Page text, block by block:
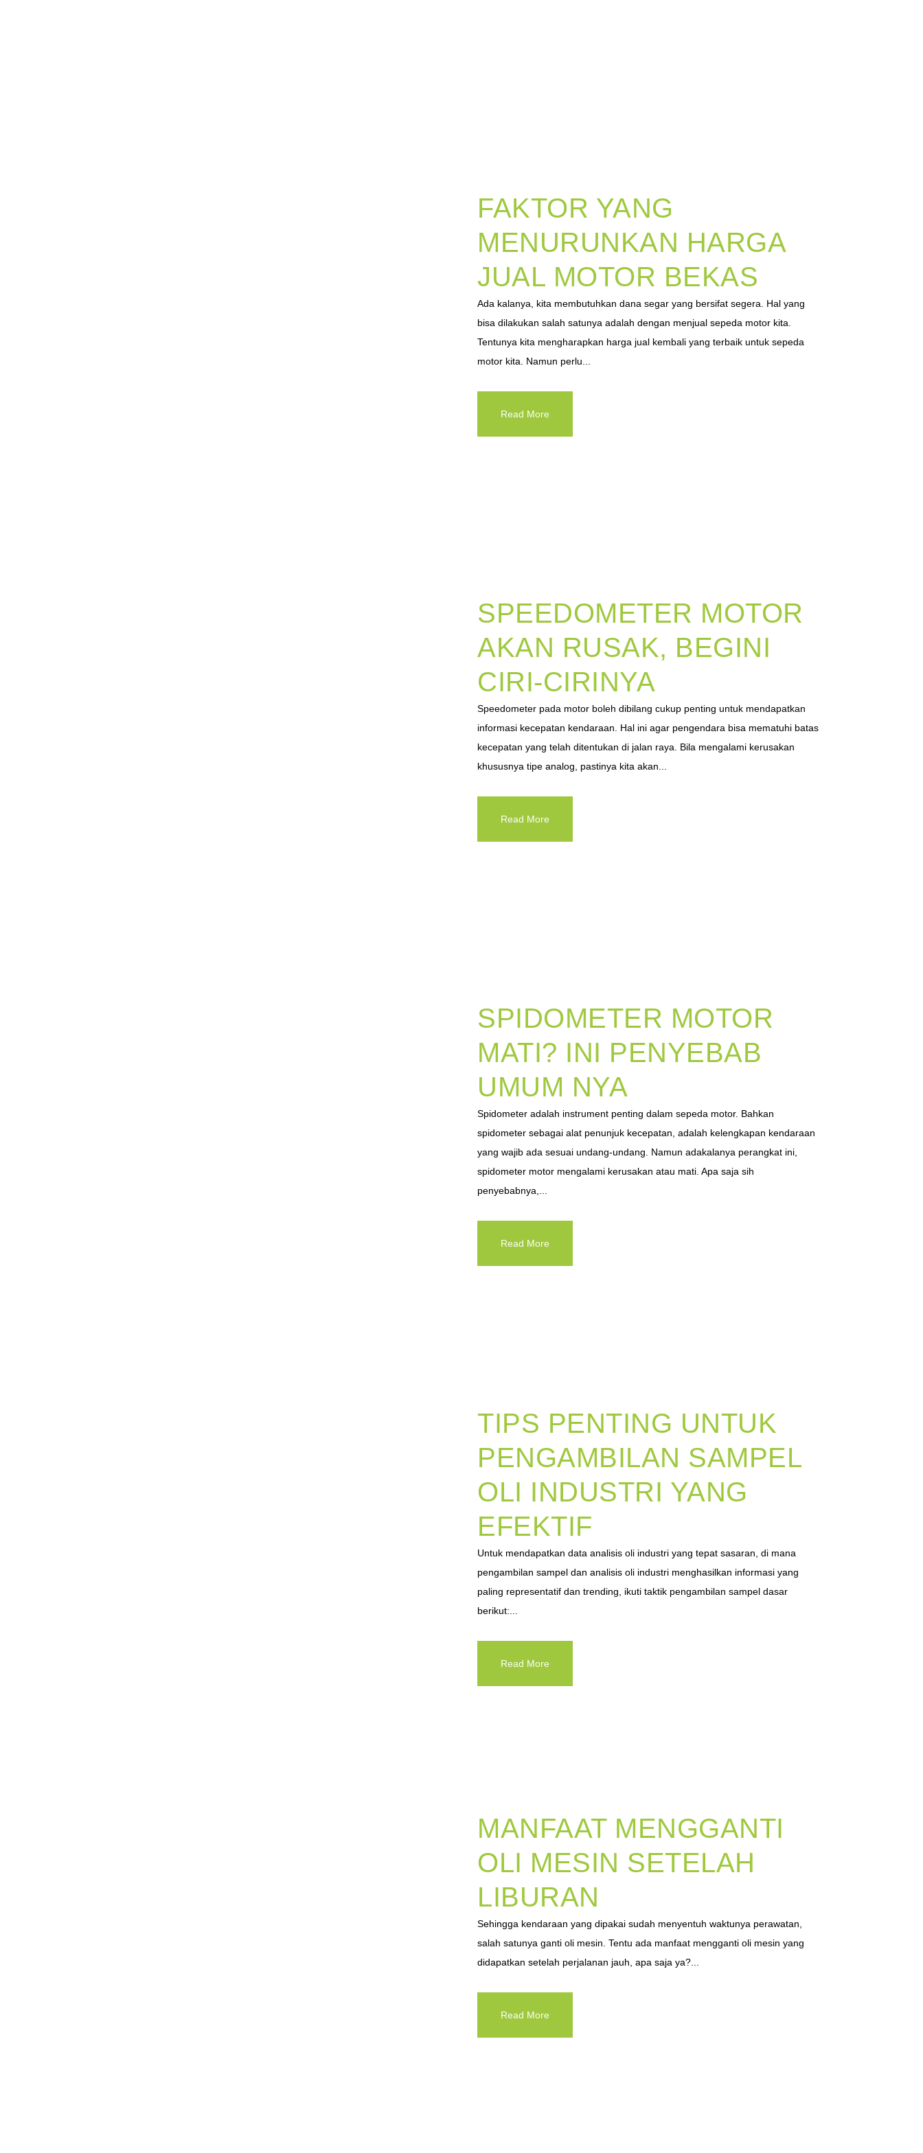
FAKTOR YANG
MENURUNKAN HARGA
JUAL MOTOR BEKAS
Ada kalanya, kita membutuhkan dana segar yang bersifat segera. Hal yang
bisa dilakukan salah satunya adalah dengan menjual sepeda motor kita.
Tentunya kita mengharapkan harga jual kembali yang terbaik untuk sepeda
motor kita. Namun perlu...
Read More
SPEEDOMETER MOTOR
AKAN RUSAK, BEGINI
CIRI-CIRINYA
Speedometer pada motor boleh dibilang cukup penting untuk mendapatkan
informasi kecepatan kendaraan. Hal ini agar pengendara bisa mematuhi batas
kecepatan yang telah ditentukan di jalan raya. Bila mengalami kerusakan
khususnya tipe analog, pastinya kita akan...
Read More
SPIDOMETER MOTOR
MATI? INI PENYEBAB
UMUM NYA
Spidometer adalah instrument penting dalam sepeda motor. Bahkan
spidometer sebagai alat penunjuk kecepatan, adalah kelengkapan kendaraan
yang wajib ada sesuai undang-undang. Namun adakalanya perangkat ini,
spidometer motor mengalami kerusakan atau mati. Apa saja sih
penyebabnya,...
Read More
TIPS PENTING UNTUK
PENGAMBILAN SAMPEL
OLI INDUSTRI YANG
EFEKTIF
Untuk mendapatkan data analisis oli industri yang tepat sasaran, di mana
pengambilan sampel dan analisis oli industri menghasilkan informasi yang
paling representatif dan trending, ikuti taktik pengambilan sampel dasar
berikut:...
Read More
MANFAAT MENGGANTI
OLI MESIN SETELAH
LIBURAN
Sehingga kendaraan yang dipakai sudah menyentuh waktunya perawatan,
salah satunya ganti oli mesin. Tentu ada manfaat mengganti oli mesin yang
didapatkan setelah perjalanan jauh, apa saja ya?...
Read More